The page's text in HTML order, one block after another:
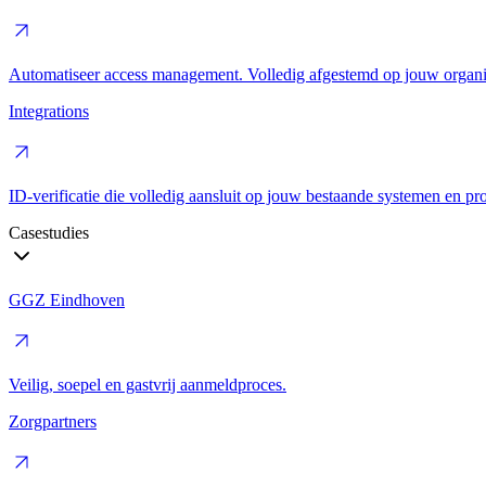
Automatiseer access management. Volledig afgestemd op jouw
Integrations
ID-verificatie die volledig aansluit op jouw bestaande systemen en
Casestudies
GGZ Eindhoven
Veilig, soepel en gastvrij aanmeldproces.
Zorgpartners